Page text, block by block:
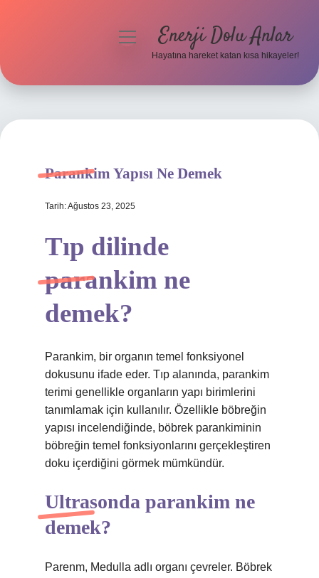
Hakkımızda
menüyüEnerji Dolu Anlar
Hayatına hareket katan kısa hikayeler!
Parankim Yapısı Ne Demek
Tarih: Ağustos 23, 2025
Tıp dilinde
parankim ne
demek?
Parankim, bir organın temel fonksiyonel
dokusunu ifade eder. Tıp alanında, parankim
terimi genellikle organların yapı birimlerini
tanımlamak için kullanılır. Özellikle böbreğin
yapısı incelendiğinde, böbrek parankiminin
böbreğin temel fonksiyonlarını gerçekleştiren
doku içerdiğini görmek mümkündür.
Ultrasonda parankim ne
demek?
Parenm, Medulla adlı organı çevreler. Böbrek